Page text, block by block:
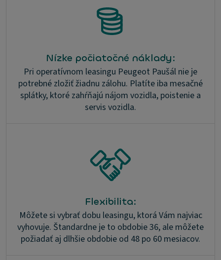
Nízke počiatočné náklady:
Pri operatívnom leasingu Peugeot Paušál nie je
potrebné zložiť žiadnu zálohu. Platíte iba mesačné
splátky, ktoré zahŕňajú nájom vozidla, poistenie a
servis vozidla.
Flexibilita:
Môžete si vybrať dobu leasingu, ktorá Vám najviac
vyhovuje. Štandardne je to obdobie 36, ale môžete
požiadať aj dlhšie obdobie od 48 po 60 mesiacov.